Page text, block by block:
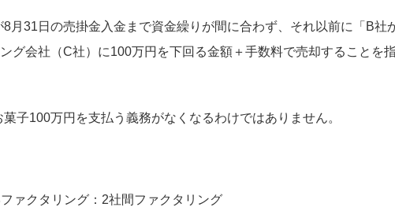
月31日の売掛金入金まで資金繰りが間に合わず、それ以前に「B社
グ会社（C社）に100万円を下回る金額＋手数料で売却することを
子100万円を支払う義務がなくなるわけではありません。
ァクタリング：2社間ファクタリング